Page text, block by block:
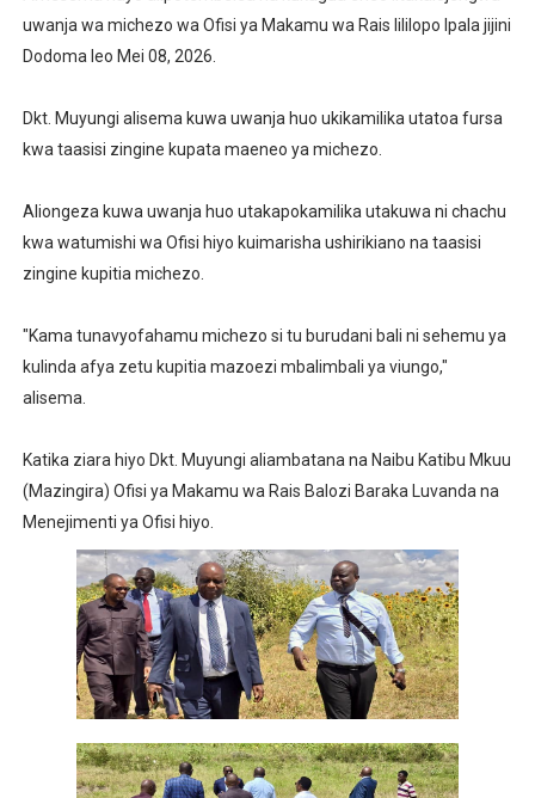
RAIS SAMIA AIPONGEZA TADB KUWA MDHAMINI
Msajili wa Hazina ateta na Rais wa Benki ya Biashara
NM-AIST KINARA WA MAONESHO YA NANENANE
uwanja wa michezo wa Ofisi ya Makamu wa Rais lililopo Ipala jijini
Dodoma leo Mei 08, 2026.
Dkt. Muyungi alisema kuwa uwanja huo ukikamilika utatoa fursa
kwa taasisi zingine kupata maeneo ya michezo.
Aliongeza kuwa uwanja huo utakapokamilika utakuwa ni chachu
kwa watumishi wa Ofisi hiyo kuimarisha ushirikiano na taasisi
zingine kupitia michezo.
"Kama tunavyofahamu michezo si tu burudani bali ni sehemu ya
kulinda afya zetu kupitia mazoezi mbalimbali ya viungo,"
alisema.
Katika ziara hiyo Dkt. Muyungi aliambatana na Naibu Katibu Mkuu
(Mazingira) Ofisi ya Makamu wa Rais Balozi Baraka Luvanda na
Menejimenti ya Ofisi hiyo.